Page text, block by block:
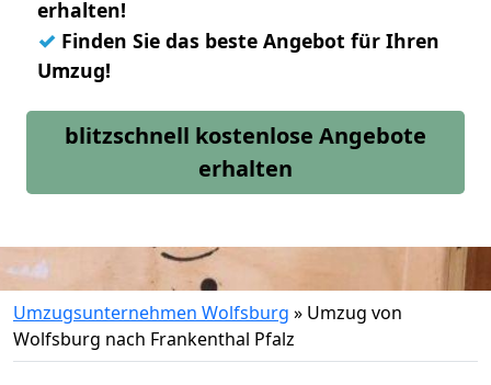
erhalten!
✓ Finden Sie das beste Angebot für Ihren
Umzug!
blitzschnell kostenlose Angebote
erhalten
Umzugsunternehmen Wolfsburg » Umzug von
Wolfsburg nach Frankenthal Pfalz